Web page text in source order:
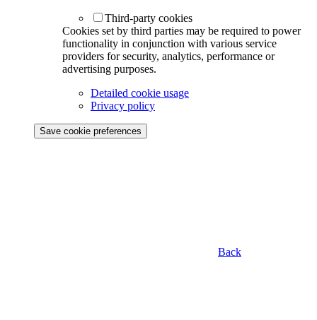
Third-party cookies
Cookies set by third parties may be required to power
functionality in conjunction with various service
providers for security, analytics, performance or
advertising purposes.
Detailed cookie usage
Privacy policy
Save cookie preferences
Back